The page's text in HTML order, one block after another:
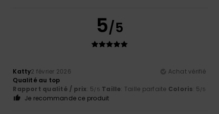
5/5
Katty2 février 2026
Achat vérifié
Qualité au top
Rapport qualité / prix: 5/5 Taille: Taille parfaite Coloris: 5/5
Je recommande ce produit